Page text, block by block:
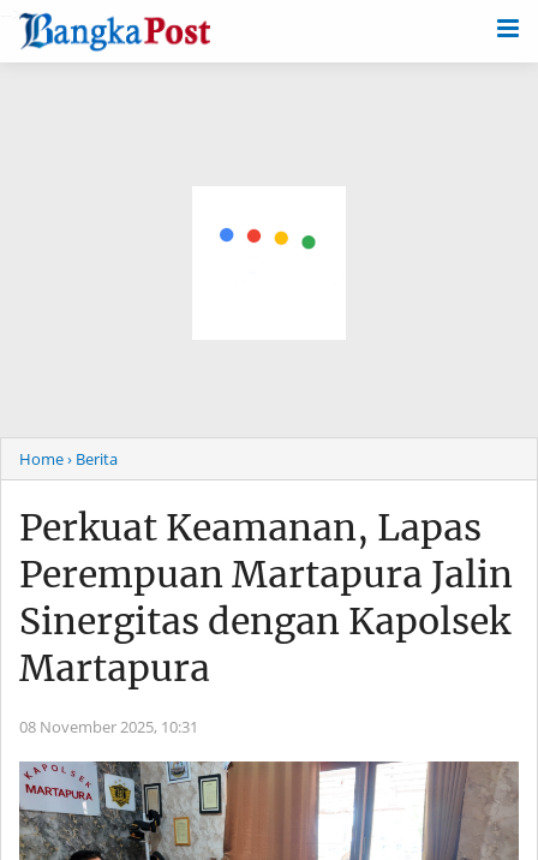
-->
Home› Berita
Perkuat Keamanan, Lapas
Perempuan Martapura Jalin
Sinergitas dengan Kapolsek
Martapura
08 November 2025, 10:31